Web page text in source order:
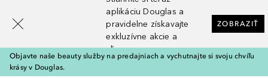
aplikáciu Douglas a
pravidelne získavajte
exkluzívne akcie a
zľavy
ZOBRAZIŤ
Objavte naše beauty služby na predajniach a vychutnajte si svoju chvíľu
krásy v Douglas.
[navigation.slideout.screenreader]